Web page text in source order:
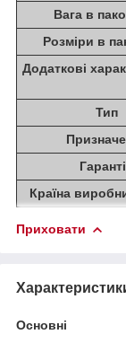
Вага в
Розміри в
Додаткові
Тип
Країна
Приховати
Основні